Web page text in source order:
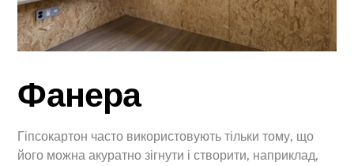
Фанера
Гіпсокартон часто використовують тільки тому, що
його можна акуратно зігнути і створити, наприклад,